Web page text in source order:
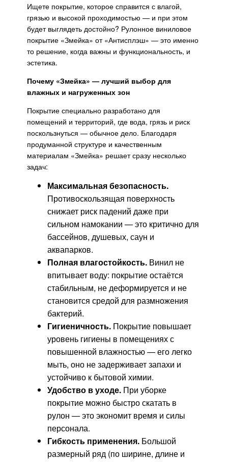
Ищете покрытие, которое справится с влагой,
грязью и высокой проходимостью — и при этом
будет выглядеть достойно? Рулонное виниловое
покрытие «Змейка» от «Антисплэш» — это именно
то решение, когда важны и функциональность, и
эстетика.
Почему «Змейка» — лучший выбор для
влажных и нагруженных зон
Покрытие специально разработано для
помещений и территорий, где вода, грязь и риск
поскользнуться — обычное дело. Благодаря
продуманной структуре и качественным
материалам «Змейка» решает сразу несколько
задач:
Максимальная безопасность.
Противоскользящая поверхность
снижает риск падений даже при
сильном намокании — это критично для
бассейнов, душевых, саун и
аквапарков.
Полная влагостойкость. Винил не
впитывает воду: покрытие остаётся
стабильным, не деформируется и не
становится средой для размножения
бактерий.
Гигиеничность. Покрытие повышает
уровень гигиены в помещениях с
повышенной влажностью — его легко
мыть, оно не задерживает запахи и
устойчиво к бытовой химии.
Удобство в уходе. При уборке
покрытие можно быстро скатать в
рулон — это экономит время и силы
персонала.
Гибкость применения. Большой
размерный ряд (по ширине, длине и